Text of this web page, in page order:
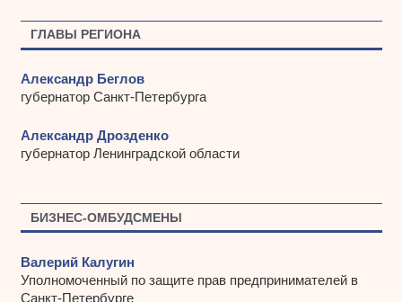
ГЛАВЫ РЕГИОНА
Александр Беглов
губернатор Санкт-Петербурга
Александр Дрозденко
губернатор Ленинградской области
БИЗНЕС-ОМБУДСМЕНЫ
Валерий Калугин
Уполномоченный по защите прав предпринимателей в
Санкт-Петербурге
ы